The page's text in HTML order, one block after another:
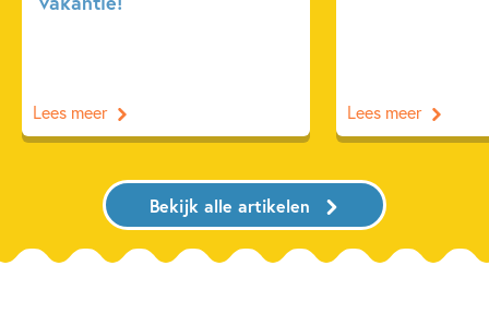
Lees meer Lees meer
Bekijk alle artikelen